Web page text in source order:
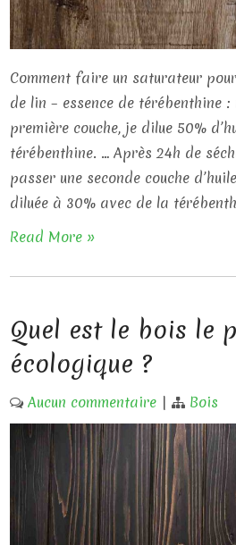
Comment faire un saturateur
de lin – essence de térébenthine
première couche, je dilue 50%
térébenthine. … Après 24h de
passer une seconde couche
diluée à 30% avec de la
Read More »
Quel est le bois le
écologique ?
Aucun commentaire | Bois